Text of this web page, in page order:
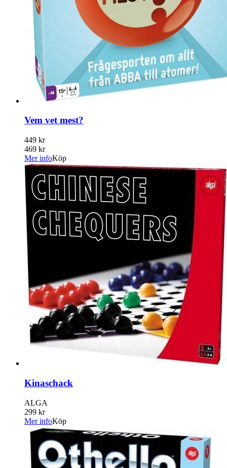
Vem vet mest?
449 kr
469 kr
Mer infoKöp
Kinaschack
ALGA
299 kr
Mer infoKöp